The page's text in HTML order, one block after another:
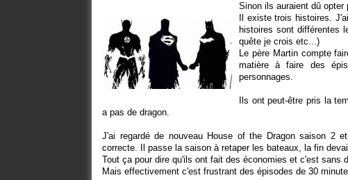
Sinon ils auraient dû opter
Il existe trois histoires.
histoires sont différentes
quête je crois etc...)
Le père Martin compte
matière à faire des
personnages.
Ils ont peut-être pris la
a pas de dragon.
J'ai regardé de nouveau House of the Dragon saison 2
correcte. Il passe la saison à retaper les bateaux, la fin
Tout ça pour dire qu'ils ont fait des économies et c'est sans
Mais effectivement c'est frustrant des épisodes de 30